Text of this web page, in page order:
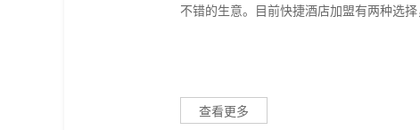
不错的生意。目前快捷酒店加盟有‍两种选
查看更多